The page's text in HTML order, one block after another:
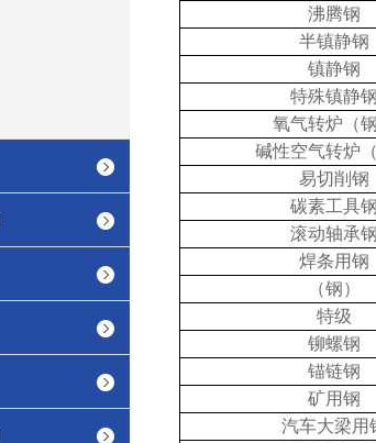
沸腾钢
半镇静钢
镇静钢
特殊镇静钢
氧气转炉（钢
碱性空气转炉（
易切削钢
碳素工具钢
滚动轴承钢
焊条用钢
（钢）
特级
铆螺钢
锚链钢
矿用钢
汽车大梁用